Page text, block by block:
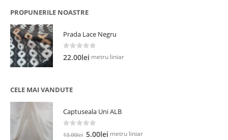
PROPUNERILE NOASTRE
Prada Lace Negru
0 out of 5
22.00lei metru liniar
CELE MAI VANDUTE
Captuseala Uni ALB
out of 5
13.00lei Prețul
5.00lei Prețul
metru liniar